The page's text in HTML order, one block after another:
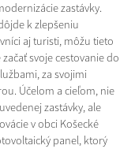
zastávky.
k zlepšeniu
aj turisti, môžu tieto
svoje cestovanie do
za svojimi
Účelom a cieľom, nie
zastávky, ale
v obci Košecké
panel, ktorý